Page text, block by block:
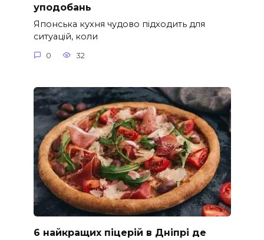
уподобань
Японська кухня чудово підходить для
ситуацій, коли
0 32
6 найкращих піцерій в Дніпрі де